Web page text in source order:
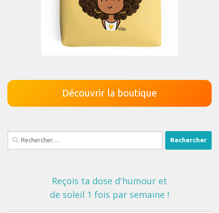
Découvrir la boutique
Rechercher :